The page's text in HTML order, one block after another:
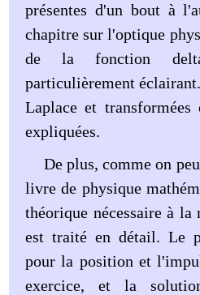
présentes d'un bout à
chapitre sur l'optique
de la fonction
particulièrement
Laplace et
expliquées.
De plus, comme on
livre de physique
théorique nécessaire à la
est traité en détail. Le
pour la position et
exercice, et la